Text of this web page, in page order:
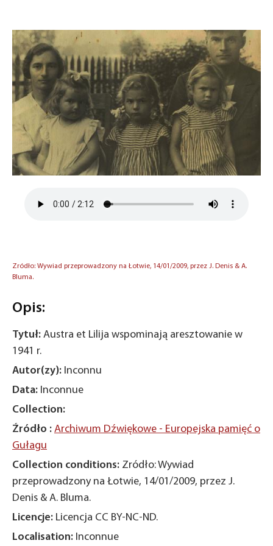
Zródło: Wywiad przeprowadzony na Łotwie, 14/01/2009, przez J. Denis & A.
Bluma.
Opis:
Tytuł: Austra et Lilija wspominają aresztowanie w
1941 r.
Autor(zy): Inconnu
Data: Inconnue
Collection:
Źródło : Archiwum Dźwiękowe - Europejska pamięć o
Gułagu
Collection conditions: Zródło: Wywiad
przeprowadzony na Łotwie, 14/01/2009, przez J.
Denis & A. Bluma.
Licencje: Licencja CC BY-NC-ND.
Localisation: Inconnue